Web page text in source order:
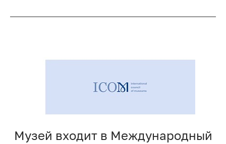
Музей входит в Международный